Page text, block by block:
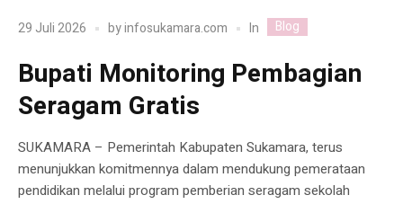
29 Juli 2026 byinfosukamara.com In Blog
Bupati Monitoring Pembagian
Seragam Gratis
SUKAMARA – Pemerintah Kabupaten Sukamara, terus
menunjukkan komitmennya dalam mendukung pemerataan
pendidikan melalui program pemberian seragam sekolah